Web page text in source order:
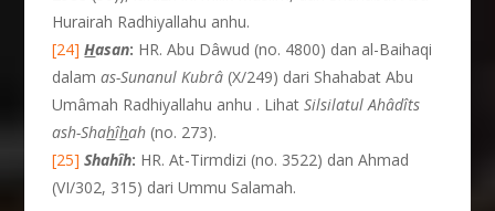
Hurairah Radhiyallahu anhu.
[24] Hasan: HR. Abu Dâwud (no. 4800) dan al-Baihaqi
dalamas-Sunanul Kubrâ (X/249) dari Shahabat Abu
Umâmah Radhiyallahu anhu . LihatSilsilatul Ahâdîts
ash-Shahîhah (no. 273).
[25] Shahîh: HR. At-Tirmdizi (no. 3522) dan Ahmad
(VI/302, 315) dari Ummu Salamah.